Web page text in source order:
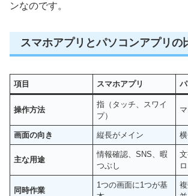
ンなのです。
スマホアプリとパソコンアプリの
項目 スマホアプリ
操作方法
指（タッチ、スワイ
プ）
画面の向き 縦長がメイン
主な用途
情報確認、SNS、暇
つぶし
同時作業
1つの画面に1つが基